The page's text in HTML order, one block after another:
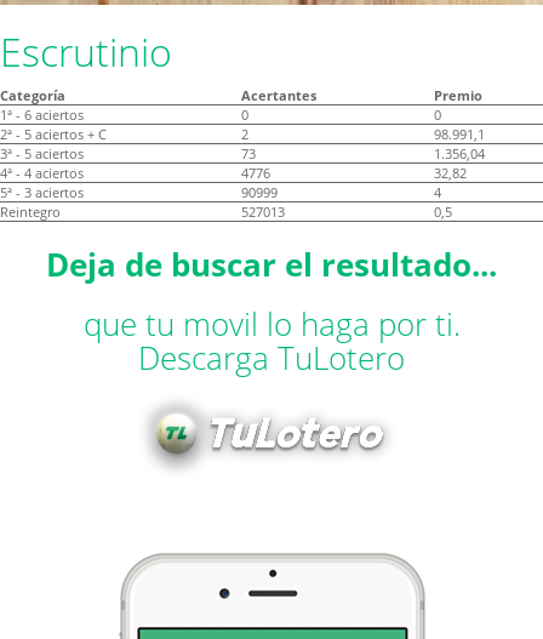
Escrutinio
Categoría Acertantes
Premio
1ª - 6 aciertos
0
0
2ª - 5 aciertos + C
2
98.991,1
3ª - 5 aciertos
73
1.356,04
4ª - 4 aciertos
4776
32,82
5ª - 3 aciertos
90999
4
Reintegro
527013 0,5
Deja de buscar el resultado...
que tu movil lo haga por ti.
Descarga TuLotero